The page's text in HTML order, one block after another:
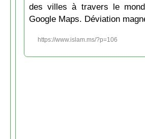
des villes à travers le
Google Maps. Déviation
https://www.islam.ms/?p=106